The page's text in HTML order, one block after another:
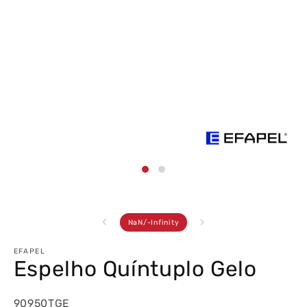
NaN/ de
-Infinity
EFAPEL
Espelho Quíntuplo Gelo
90950TGE